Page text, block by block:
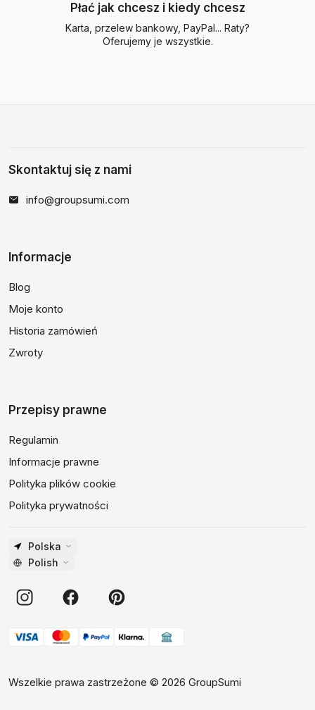
Płać jak chcesz i kiedy chcesz
Karta, przelew bankowy, PayPal... Raty?
Oferujemy je wszystkie.
Skontaktuj się z nami
info@groupsumi.com
Informacje
Blog
Moje konto
Historia zamówień
Zwroty
Przepisy prawne
Regulamin
Informacje prawne
Polityka plików cookie
Polityka prywatności
Polska
Polish
Wszelkie prawa zastrzeżone © 2026 GroupSumi